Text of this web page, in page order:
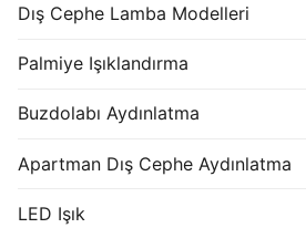
Dış Cephe Lamba Modelleri
Palmiye Işıklandırma
Buzdolabı Aydınlatma
Apartman Dış Cephe Aydınlatma
LED Işık